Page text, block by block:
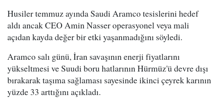
Husiler temmuz ayında Saudi Aramco tesislerini hedef
aldı ancak CEO Amin Nasser operasyonel veya mali
açıdan kayda değer bir etki yaşanmadığını söyledi.
Aramco salı günü, İran savaşının enerji fiyatlarını
yükseltmesi ve Suudi boru hatlarının Hürmüz'ü devre dışı
bırakarak taşıma sağlaması sayesinde ikinci çeyrek karının
yüzde 33 arttığını açıkladı.